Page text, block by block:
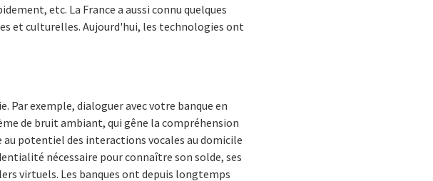
etc. La France a aussi connu quelques
et culturelles. Aujourd'hui, les technologies ont
Par exemple, dialoguer avec votre banque en
de bruit ambiant, qui gêne la compréhension
potentiel des interactions vocales au domicile
nécessaire pour connaître son solde, ses
virtuels. Les banques ont depuis longtemps